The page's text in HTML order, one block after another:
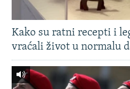
Kako su ratni recepti i
vraćali život u normalu